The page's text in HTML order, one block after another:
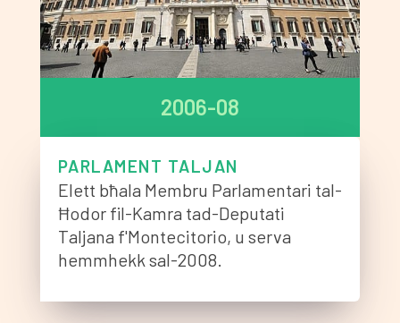
2006-08
PARLAMENT TALJAN
Elett bħala Membru Parlamentari tal-
Ħodor fil-Kamra tad-Deputati
Taljana f'Montecitorio, u serva
hemmhekk sal-2008.